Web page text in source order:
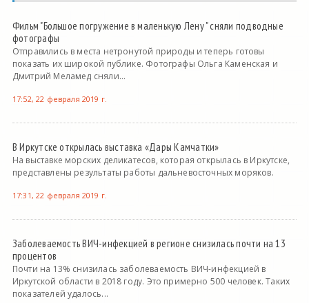
Фильм "Большое погружение в маленькую Лену " сняли подводные
фотографы
Отправились в места нетронутой природы и теперь готовы
показать их широкой публике. Фотографы Ольга Каменская и
Дмитрий Меламед сняли...
17:52, 22 февраля 2019 г.
В Иркутске открылась выставка «Дары Камчатки»
На выставке морских деликатесов, которая открылась в Иркутске,
представлены результаты работы дальневосточных моряков.
17:31, 22 февраля 2019 г.
Заболеваемость ВИЧ-инфекцией в регионе снизилась почти на 13
процентов
Почти на 13% снизилась заболеваемость ВИЧ-инфекцией в
Иркутской области в 2018 году. Это примерно 500 человек. Таких
показателей удалось...